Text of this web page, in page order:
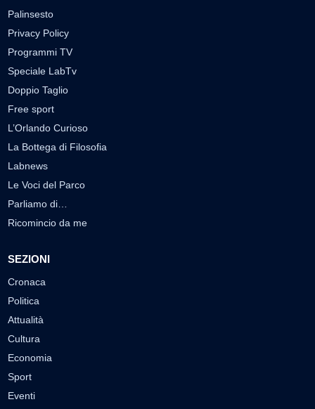
Palinsesto
Privacy Policy
Programmi TV
Speciale LabTv
Doppio Taglio
Free sport
L’Orlando Curioso
La Bottega di Filosofia
Labnews
Le Voci del Parco
Parliamo di…
Ricomincio da me
SEZIONI
Cronaca
Politica
Attualità
Cultura
Economia
Sport
Eventi